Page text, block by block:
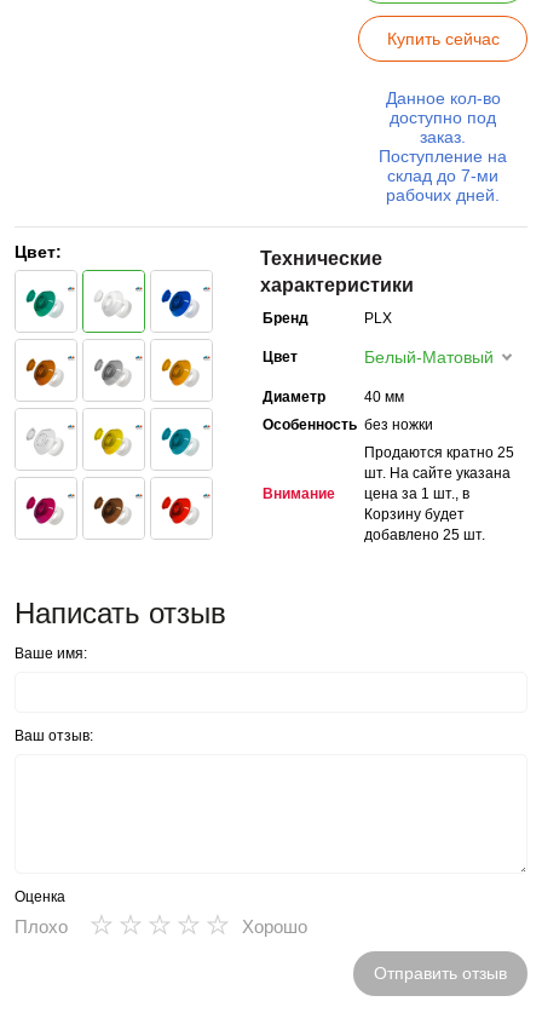
Купить сейчас
Данное кол-во
доступно под
заказ.
Поступление на
склад до 7-ми
рабочих дней.
Цвет:
Технические
характеристики
Бренд PLX
Цвет Белый-Матовый
Диаметр
40 мм
Особенность без ножки
Внимание
Продаются кратно 25
шт. На сайте указана
цена за 1 шт., в
Корзину будет
добавлено 25 шт.
Написать отзыв
Ваше имя:
Ваш отзыв:
Оценка
Плохо ★
★
★
★
★ Хорошо
Отправить отзыв